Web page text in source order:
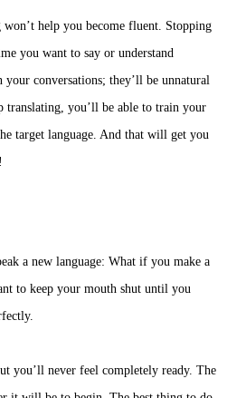
help you become fluent. Stopping
you want to say or understand
conversations; they’ll be unnatural
translating, you’ll be able to train your
target language. And that will get you
a new language: What if you make a
to keep your mouth shut until you
you’ll never feel completely ready. The